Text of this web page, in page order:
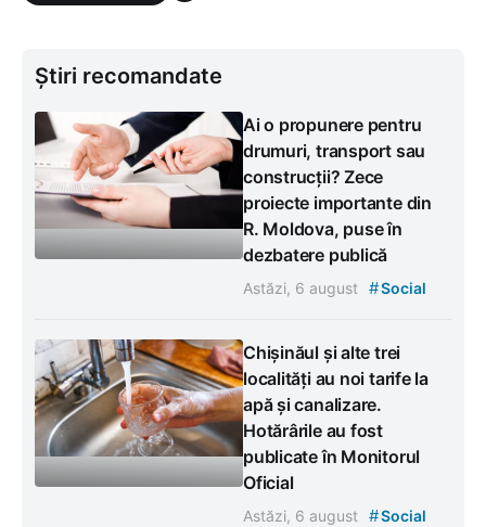
Știri recomandate
Ai o propunere pentru
drumuri, transport sau
construcții? Zece
proiecte importante din
R. Moldova, puse în
dezbatere publică
Astăzi, 6 august #Social
Chișinăul și alte trei
localități au noi tarife la
apă și canalizare.
Hotărârile au fost
publicate în Monitorul
Oficial
Astăzi, 6 august #Social